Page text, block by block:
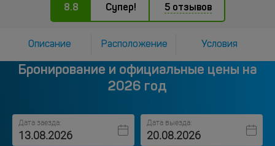
8.8 Супер! 5 отзывов
Описание Расположение Условия
Бронирование и официальные цены на
2026 год
Дата заезда: Дата выезда: